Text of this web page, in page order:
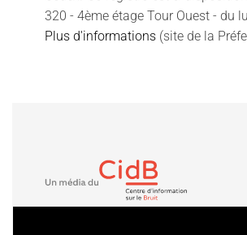
320 - 4ème étage Tour Ouest - du
Plus d'informations (site de la